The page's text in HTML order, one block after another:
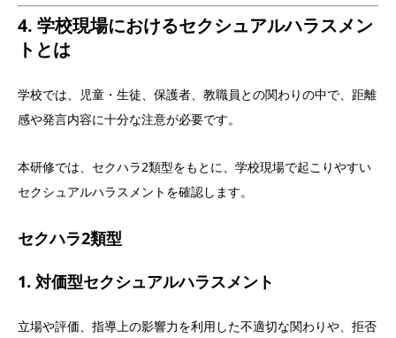
4. 学校現場におけるセクシュアルハラスメン
トとは
学校では、児童・生徒、保護者、教職員との関わりの中で、距離
感や発言内容に十分な注意が必要です。
本研修では、セクハラ2類型をもとに、学校現場で起こりやすい
セクシュアルハラスメントを確認します。
セクハラ2類型
1. 対価型セクシュアルハラスメント
立場や評価、指導上の影響力を利用した不適切な関わりや、拒否